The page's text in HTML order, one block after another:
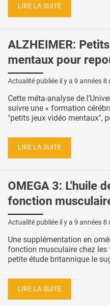
LIRE LA SUITE
ALZHEIMER:
mentaux pour
Actualité publiée il y a 9 années 8
Cette méta-analyse de
suivre une « formation
"petits jeux vidéo mentaux",
LIRE LA SUITE
OMEGA 3: L'huile
fonction
Actualité publiée il y a 9 années 8
Une supplémentation en
fonction musculaire chez les
petite étude britannique le
LIRE LA SUITE